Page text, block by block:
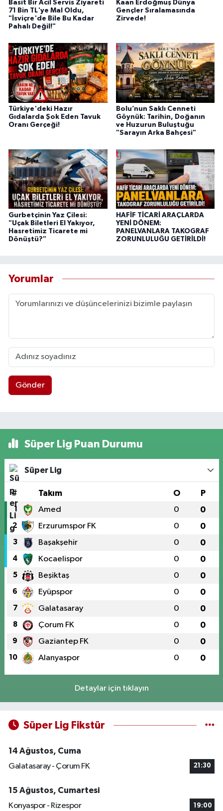
Basit Bir Acil Servis Ziyareti
71 Bin TL'ye Mal Oldu,
"İsviçre'de Bile Bu Kadar
Pahalı Değil!"
Kaan Erdoğmuş Dünya
Gençler Sıralamasında
Zirvede!
Türkiye'deki Hazır
Gıdalarda Şok Eden Tavuk
Oranı Gerçeği!
Bolu’nun Saklı Cenneti
Göynük: Tarihin, Doğanın
ve Huzurun Buluştuğu
"Sarayın Arka Bahçesi"
Gurbetçinin Yaz Çilesi:
"Uçak Biletleri El Yakıyor,
Hasretimiz Ticarete mi
Dönüştü?"
HAFİF TİCARİ ARAÇLARDA
YENİ DÖNEM:
PANELVANLARA TAKOGRAF
ZORUNLULUĞU GETİRİLDİ!
Yorumlar
Gönder
Süper Lig Puan Durumu
Süper Lig
# Takım O P
1 Amed 0 0
2 Erzurumspor FK 0 0
3 Başakşehir 0 0
4 Kocaelispor 0 0
5 Beşiktaş 0 0
6 Eyüpspor 0 0
7 Galatasaray 0 0
8 Çorum FK 0 0
9 Gaziantep FK 0 0
10 Alanyaspor 0 0
Detaylar için tıklayın
Süper Lig Fikstür
14 Ağustos, Cuma
Galatasaray - Çorum FK
21:30
15 Ağustos, Cumartesi
Konyaspor - Rizespor
19:00